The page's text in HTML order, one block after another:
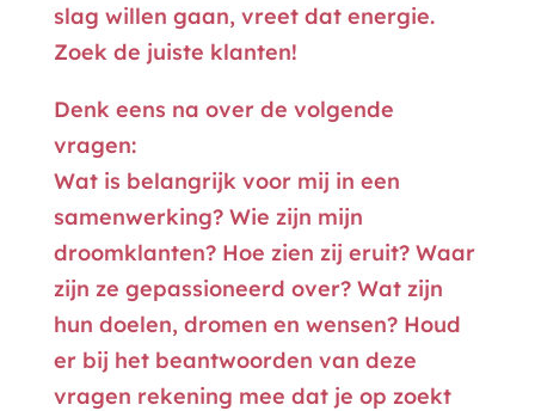
slag willen gaan, vreet dat energie.
Zoek de juiste klanten!
Denk eens na over de volgende
vragen:
Wat is belangrijk voor mij in een
samenwerking? Wie zijn mijn
droomklanten? Hoe zien zij eruit? Waar
zijn ze gepassioneerd over? Wat zijn
hun doelen, dromen en wensen? Houd
er bij het beantwoorden van deze
vragen rekening mee dat je op zoekt